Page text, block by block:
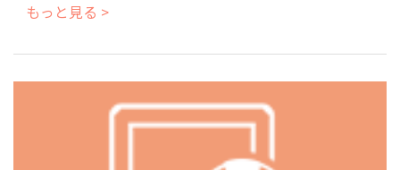
もっと見る >